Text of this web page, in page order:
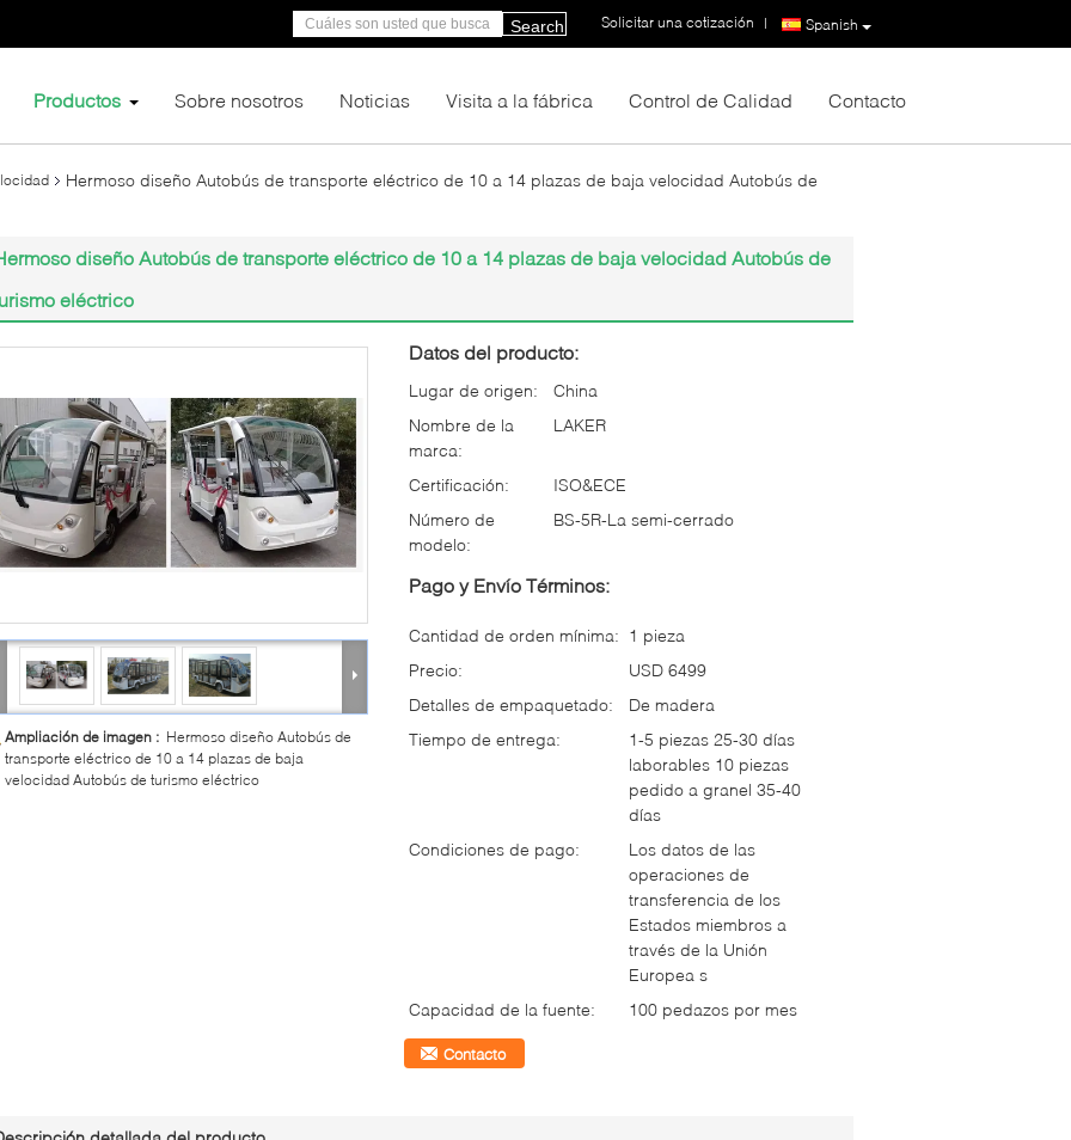
Spanish
Solicitar una cotización |
Search
Productos Sobre nosotros Noticias Visita a la fábrica Control de Calidad Contacto
Hermoso diseño Autobús de transporte eléctrico de 10 a 14 plazas de baja velocidad Autobús de
diseño Autobús de transporte eléctrico de 10 a 14 plazas de baja velocidad Autobús de
eléctrico
Ampliación de imagen : Hermoso diseño Autobús de
transporte eléctrico de 10 a 14 plazas de baja
velocidad Autobús de turismo eléctrico
Datos del producto:
Lugar de origen:
China
Nombre de la
marca:
LAKER
Certificación:
ISO&ECE
Número de
modelo:
BS-5R-La semi-cerrado
Pago y Envío Términos:
Cantidad de orden mínima: 1 pieza
Precio:
USD 6499
Detalles de empaquetado:
De madera
Tiempo de entrega:
1-5 piezas 25-30 días
laborables 10 piezas
pedido a granel 35-40
días
Condiciones de pago:
Los datos de las
operaciones de
transferencia de los
Estados miembros a
través de la Unión
Europea s
Capacidad de la fuente:
100 pedazos por mes
Contacto